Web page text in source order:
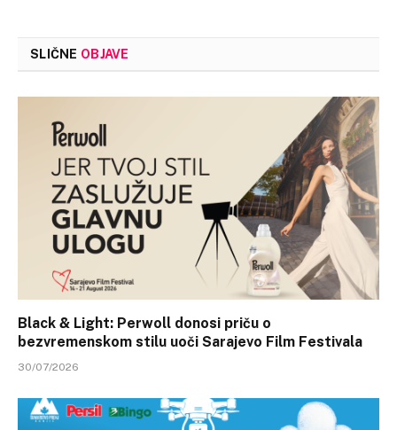
SLIČNE OBJAVE
Black & Light: Perwoll donosi priču o
bezvremenskom stilu uoči Sarajevo Film Festivala
30/07/2026